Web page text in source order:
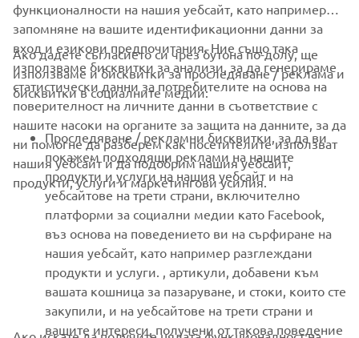
CORPORATE
FOR BUSINESS
MORE YAMAHA
SUPPORT
НОВИНАРСКИ БЮЛЕТИН
Бъдете първите, които ще научат за най-новите оферти,
специални събития, нови модели и много други
функционалности на нашия уебсайт, като например
запомняне на вашите идентификационни данни за
вход и езикови предпочитания. Ние също така
използваме бисквитки за анализи, за да генерираме
статистически данни за потребителите на основа на
поверителност на личните данни в съответствие с
нашите насоки на органите за защита на данните, за да
ни помогне да разберем как посетителите използват
нашия уебсайт и да подобрим нашия уебсайт,
продукти, услуги и маркетингови усилия.
Ако дадете съгласието си чрез бутона по-долу, ще
използваме и бисквитки за проследяване / реклама и
бисквитки в социалните медии:
Проследяване / рекламни бисквитки, за да ви
покажем подходящи реклами на нашите
продукти и услуги на нашия уебсайт и на
уебсайтове на трети страни, включително
платформи за социални медии като Facebook,
въз основа на поведението ви на сърфиране на
нашия уебсайт, като например разглеждани
продукти и услуги. , артикули, добавени към
вашата кошница за пазаруване, и стоки, които сте
закупили, и на уебсайтове на трети страни и
вашите интереси, получени от такова поведение